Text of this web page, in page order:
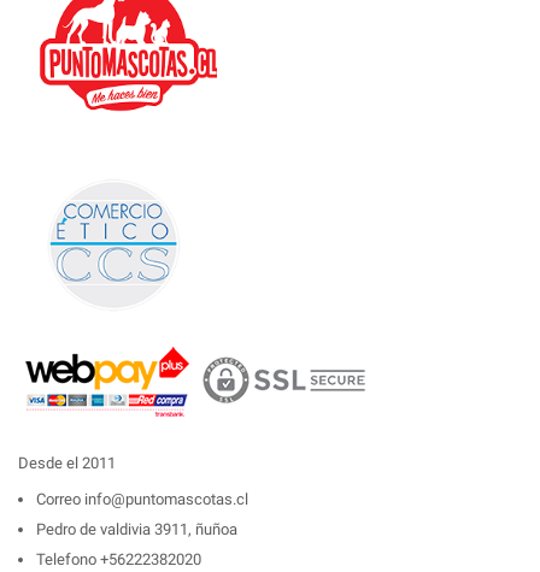
Desde el 2011
Correo info@puntomascotas.cl
Pedro de valdivia 3911, ñuñoa
Telefono +56222382020